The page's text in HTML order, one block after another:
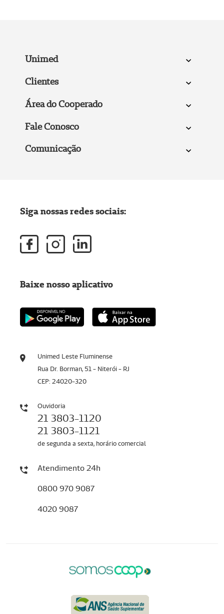
Unimed
Clientes
Área do Cooperado
Fale Conosco
Comunicação
Unimed Leste Fluminense
Rua Dr. Borman, 51 - Niterói - RJ
CEP: 24020-320
Ouvidoria
21 3803-1120
21 3803-1121
de segunda a sexta, horário comercial
Atendimento 24h
0800 970 9087
4020 9087
Siga nossas redes sociais:
Baixe nosso aplicativo